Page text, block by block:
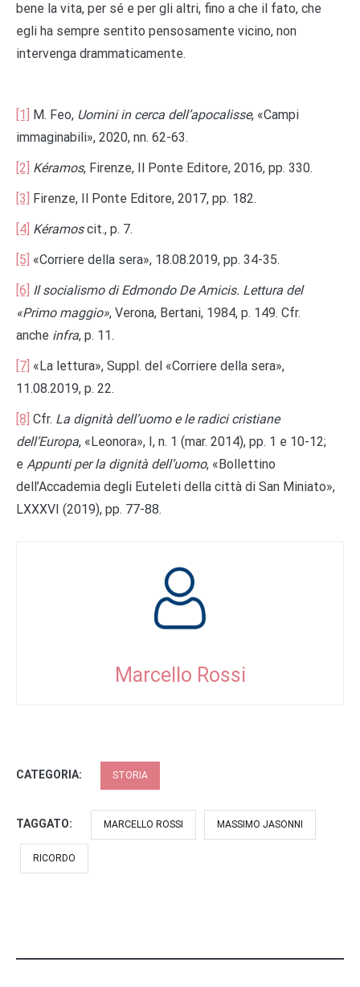
bene la vita, per sé e per gli altri, fino a che il fato, che
egli ha sempre sentito pensosamente vicino, non
intervenga drammaticamente.
[1] M. Feo, Uomini in cerca dell’apocalisse, «Campi
immaginabili», 2020, nn. 62-63.
[2] Kéramos, Firenze, Il Ponte Editore, 2016, pp. 330.
[3]
Firenze, Il Ponte Editore, 2017, pp. 182.
[4] Kéramoscit., p. 7.
[5] «Corriere della sera», 18.08.2019, pp. 34-35.
[6] Il socialismo di Edmondo De Amicis. Lettura del
«Primo maggio», Verona, Bertani, 1984, p. 149. Cfr.
anche infra, p. 11.
[7] «La lettura», Suppl. del «Corriere della sera»,
11.08.2019, p. 22.
[8] Cfr. La dignità dell’uomo e le radici cristiane
dell’Europa, «Leonora», I, n. 1 (mar. 2014), pp. 1 e 10-12;
e Appunti per la dignità dell’uomo, «Bollettino
dell’Accademia degli Euteleti della città di San Miniato»,
LXXXVI (2019), pp. 77-88.
Marcello Rossi
CATEGORIA: STORIA
TAGGATO: MARCELLO ROSSI MASSIMO JASONNI
RICORDO